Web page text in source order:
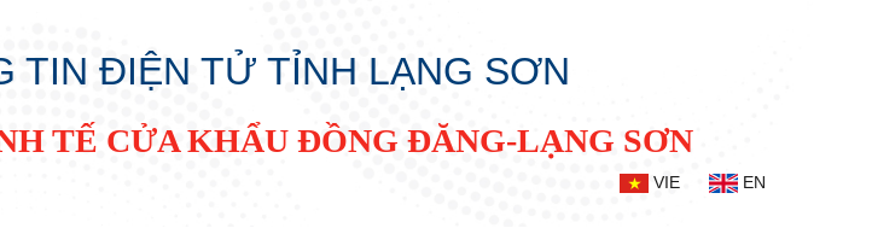
TIN ĐIỆN TỬ TỈNH LẠNG SƠN
TẾ CỬA KHẨU ĐỒNG ĐĂNG-LẠNG SƠN
VIE EN